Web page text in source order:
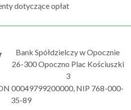
dotyczące opłat
Bank Spółdzielczy w Opocznie
26-300 Opoczno Plac Kościuszki
3
00049799200000, NIP 768-000-
35-89